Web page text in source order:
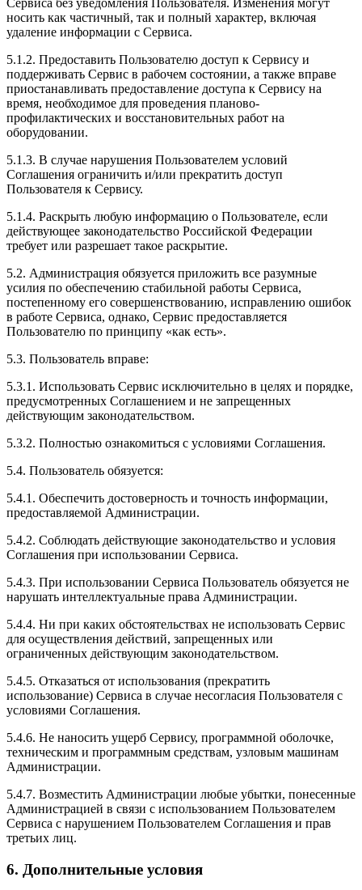
Сервиса без уведомления Пользователя. Изменения могут
носить как частичный, так и полный характер, включая
удаление информации с Сервиса.
5.1.2. Предоставить Пользователю доступ к Сервису и
поддерживать Сервис в рабочем состоянии, а также вправе
приостанавливать предоставление доступа к Сервису на
время, необходимое для проведения планово-
профилактических и восстановительных работ на
оборудовании.
5.1.3. В случае нарушения Пользователем условий
Соглашения ограничить и/или прекратить доступ
Пользователя к Сервису.
5.1.4. Раскрыть любую информацию о Пользователе, если
действующее законодательство Российской Федерации
требует или разрешает такое раскрытие.
5.2. Администрация обязуется приложить все разумные
усилия по обеспечению стабильной работы Сервиса,
постепенному его совершенствованию, исправлению ошибок
в работе Сервиса, однако, Сервис предоставляется
Пользователю по принципу «как есть».
5.3. Пользователь вправе:
5.3.1. Использовать Сервис исключительно в целях и порядке,
предусмотренных Соглашением и не запрещенных
действующим законодательством.
5.3.2. Полностью ознакомиться с условиями Соглашения.
5.4. Пользователь обязуется:
5.4.1. Обеспечить достоверность и точность информации,
предоставляемой Администрации.
5.4.2. Соблюдать действующие законодательство и условия
Соглашения при использовании Сервиса.
5.4.3. При использовании Сервиса Пользователь обязуется не
нарушать интеллектуальные права Администрации.
5.4.4. Ни при каких обстоятельствах не использовать Сервис
для осуществления действий, запрещенных или
ограниченных действующим законодательством.
5.4.5. Отказаться от использования (прекратить
использование) Сервиса в случае несогласия Пользователя с
условиями Соглашения.
5.4.6. Не наносить ущерб Сервису, программной оболочке,
техническим и программным средствам, узловым машинам
Администрации.
5.4.7. Возместить Администрации любые убытки, понесенные
Администрацией в связи с использованием Пользователем
Сервиса c нарушением Пользователем Соглашения и прав
третьих лиц.
6. Дополнительные условия